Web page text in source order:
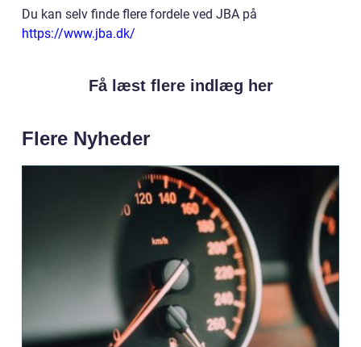
Du kan selv finde flere fordele ved JBA på
https://www.jba.dk/
Få læst flere indlæg her
Flere Nyheder